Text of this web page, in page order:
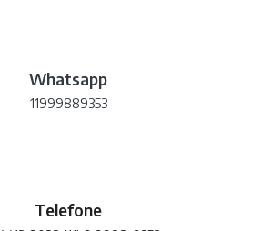
Whatsapp
11999889353
Telefone